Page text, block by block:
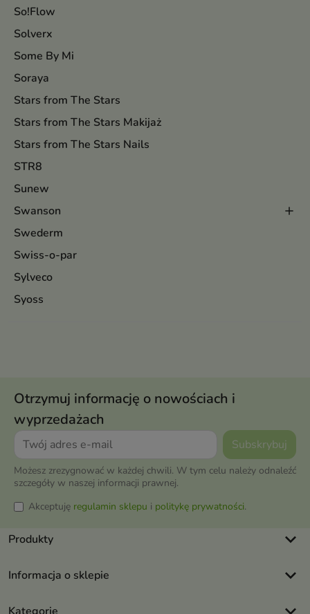
So!Flow
Solverx
Some By Mi
Soraya
Stars from The Stars
Stars from The Stars Makijaż
Stars from The Stars Nails
STR8
Sunew
Swanson
Swederm
Swiss-o-par
Sylveco
Syoss
Otrzymuj informację o nowościach i
wyprzedażach
Możesz zrezygnować w każdej chwili. W tym celu należy odnaleźć
szczegóły w naszej informacji prawnej.
Akceptuję regulamin sklepu i politykę prywatności.
Produkty keyboard_arrow_down
Informacja o sklepie keyboard_arrow_down